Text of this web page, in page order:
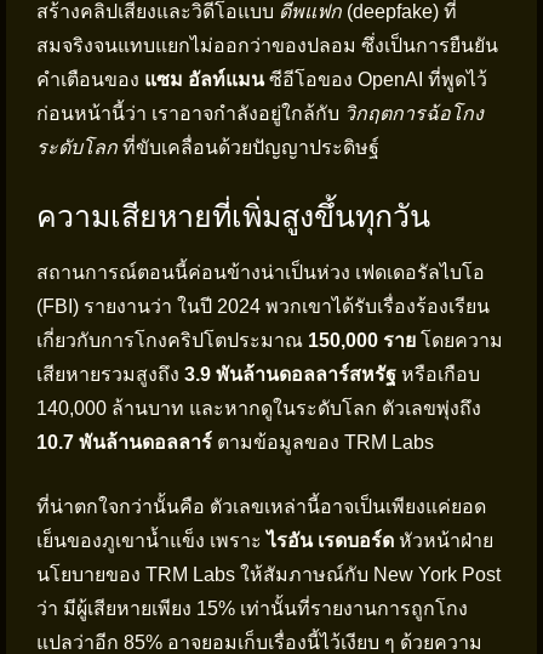
สร้างคลิปเสียงและวิดีโอแบบ ดีพแฟก (deepfake) ที่
สมจริงจนแทบแยกไม่ออกว่าของปลอม ซึ่งเป็นการยืนยัน
คำเตือนของ แซม อัลท์แมนซีอีโอของ OpenAI ที่พูดไว้
ก่อนหน้านี้ว่า เราอาจกำลังอยู่ใกล้กับ วิกฤตการฉ้อโกง
ระดับโลก ที่ขับเคลื่อนด้วยปัญญาประดิษฐ์
ความเสียหายที่เพิ่มสูงขึ้นทุกวัน
สถานการณ์ตอนนี้ค่อนข้างน่าเป็นห่วง เฟดเดอรัลไบโอ
(FBI) รายงานว่า ในปี 2024 พวกเขาได้รับเรื่องร้องเรียน
เกี่ยวกับการโกงคริปโตประมาณ 150,000 ราย โดยความ
เสียหายรวมสูงถึง 3.9 พันล้านดอลลาร์สหรัฐ หรือเกือบ
140,000 ล้านบาท และหากดูในระดับโลก ตัวเลขพุ่งถึง
10.7 พันล้านดอลลาร์ ตามข้อมูลของ TRM Labs
ที่น่าตกใจกว่านั้นคือ ตัวเลขเหล่านี้อาจเป็นเพียงแค่ยอด
เย็นของภูเขาน้ำแข็ง เพราะไรอัน เรดบอร์ด หัวหน้าฝ่าย
นโยบายของ TRM Labs ให้สัมภาษณ์กับ New York Post
ว่า มีผู้เสียหายเพียง 15% เท่านั้นที่รายงานการถูกโกง
แปลว่าอีก 85% อาจยอมเก็บเรื่องนี้ไว้เงียบ ๆ ด้วยความ